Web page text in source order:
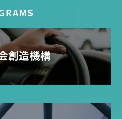
創造機構